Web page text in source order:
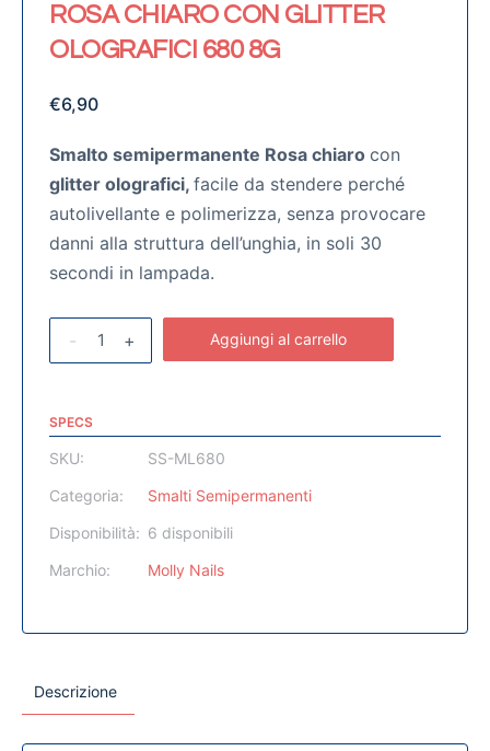
ROSA CHIARO CON GLITTER
OLOGRAFICI 680 8G
€6,90
Smalto semipermanente Rosa chiaro con
glitter olografici, facile da stendere perché
autolivellante e polimerizza, senza provocare
danni alla struttura dell’unghia, in soli 30
secondi in lampada.
- + Aggiungi al carrello
SPECS
SKU:
SS-ML680
Categoria:
Smalti Semipermanenti
Disponibilità: 6 disponibili
Marchio:
Molly Nails
Descrizione